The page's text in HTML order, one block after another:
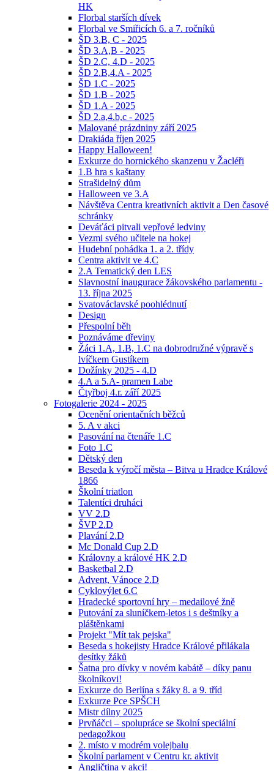
HK
Florbal starších dívek
Florbal ve Smiřicích 6. a 7. ročníků
ŠD 3.B, C - 2025
ŠD 3.A,B - 2025
ŠD 2.C, 4.D - 2025
ŠD 2.B,4.A - 2025
ŠD 1.C - 2025
ŠD 1.B - 2025
ŠD 1.A - 2025
ŠD 2.a,4.b,c - 2025
Malované prázdniny září 2025
Drakiáda říjen 2025
Happy Halloween!
Exkurze do hornického skanzenu v Žacléři
1.B hra s kaštany
Strašidelný dům
Halloween ve 3.A
Návštěva Centra kreativních aktivit a Den časové
schránky
Deváťáci pitvali vepřové ledviny
Vezmi svého učitele na hokej
Hudební pohádka 1. a 2. třídy
Centra aktivit ve 4.C
2.A Tematický den LES
Slavnostní inaugurace žákovského parlamentu -
13. října 2025
Svatováclavské poohlédnutí
Design
Přespolní běh
Poznáváme dřeviny
Žáci 1.A, 1.B, 1.C na dobrodružné výpravě s
lvíčkem Gustíkem
Dožínky 2025 - 4.D
4.A a 5.A- pramen Labe
Čtyřboj 4.r. září 2025
Fotogalerie 2024 - 2025
Ocenění orientačních běžců
5. A v akci
Pasování na čtenáře 1.C
Foto 1.C
Dětský den
Beseda k výročí města – Bitva u Hradce Králové
1866
Školní triatlon
Talentíci druháci
VV 2.D
ŠVP 2.D
Plavání 2.D
Mc Donald Cup 2.D
Královny a králové HK 2.D
Basketbal 2.D
Advent, Vánoce 2.D
Cyklovýlet 6.C
Hradecké sportovní hry – medailové žně
Putování za sluníčkem-letos i s deštníky a
pláštěnkami
Projekt "Mít tak pejska"
Beseda s hokejisty Hradce Králové přilákala
desítky žáků
Šatna pro dívky v novém kabátě – díky panu
školníkovi!
Exkurze do Berlína s žáky 8. a 9. tříd
Exkurze Pce SPŠCH
Mistr dílny 2025
Prvňáčci – spolupráce se školní speciální
pedagožkou
2. místo v modrém volejbalu
Školní parlament v Centru kr. aktivit
Angličtina v akci!